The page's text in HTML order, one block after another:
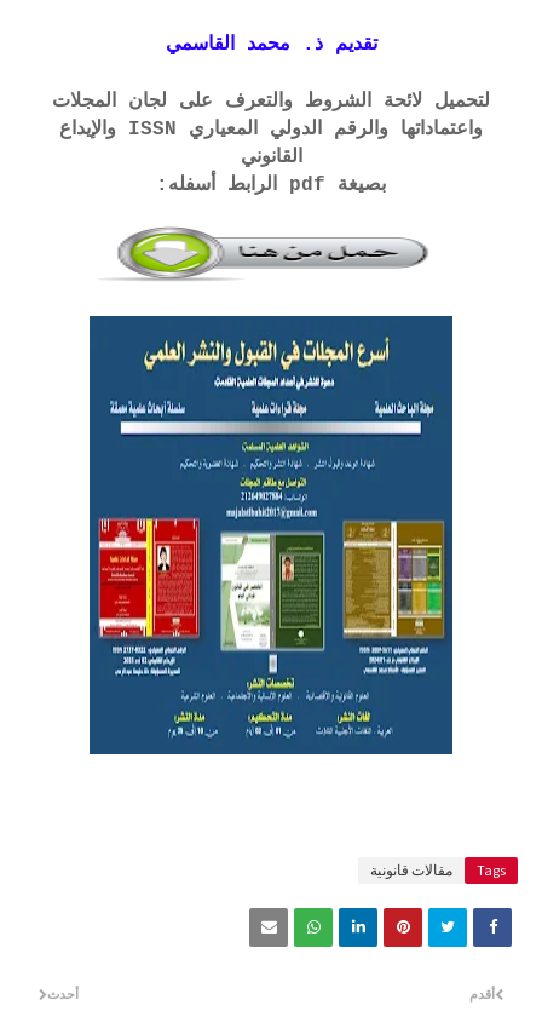
تقديم ذ. محمد القاسمي
لتحميل لائحة الشروط والتعرف على لجان المجلات
واعتماداتها والرقم الدولي المعياري ISSN والإيداع
القانوني
بصيغة pdf الرابط أسفله:
Tags مقالات قانونية
أحدث أقدم